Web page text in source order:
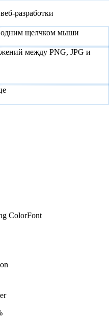
разработки
одним щелчком мыши
между PNG, JPG и
ColorFont